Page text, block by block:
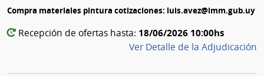
Compra materiales pintura cotizaciones: luis.avez@imm.gub.uy
Recepción de ofertas hasta: 18/06/2026 10:00hs
Ver Detalle de la Adjudicación